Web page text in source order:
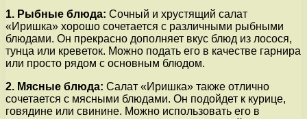
1. Рыбные блюда: Сочный и хрустящий салат
«Иришка» хорошо сочетается с различными рыбными
блюдами. Он прекрасно дополняет вкус блюд из лосося,
тунца или креветок. Можно подать его в качестве гарнира
или просто рядом с основным блюдом.
2. Мясные блюда: Салат «Иришка» также отлично
сочетается с мясными блюдами. Он подойдет к курице,
говядине или свинине. Можно использовать его в